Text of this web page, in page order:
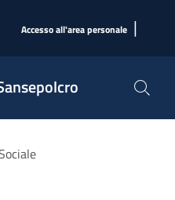
Accesso all'area personale |